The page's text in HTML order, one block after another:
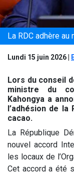
La RDC adhère
Lundi 15 juin 2026
Lors du conseil
ministre du
Kahongya a
l’adhésion de la
cacao.
La République
nouvel accord
les locaux de
Cet accord a été